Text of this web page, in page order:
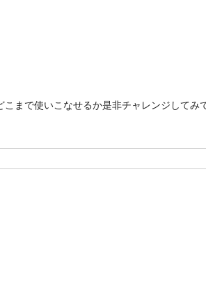
まで使いこなせるか是非チャレンジしてみ